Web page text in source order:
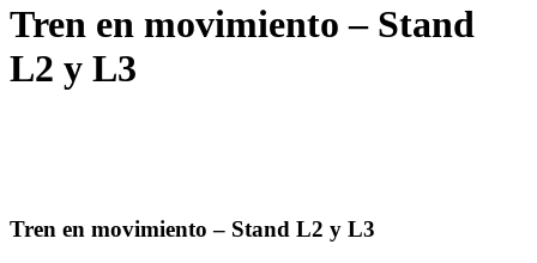
Tren en movimiento – Stand
L2 y L3
Tren en movimiento – Stand L2 y L3